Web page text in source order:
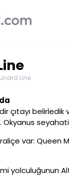
Line
çıtayı
Okyanus
var: Queen
yolculuğunun